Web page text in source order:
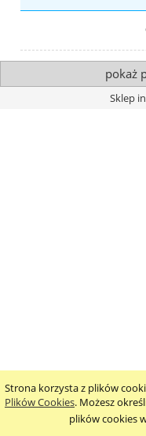
Strona korzysta z plików
Plików Cookies. Możesz
plików cookies
pokaż
Sklep